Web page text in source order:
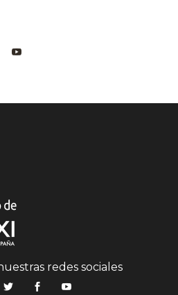
redes sociales